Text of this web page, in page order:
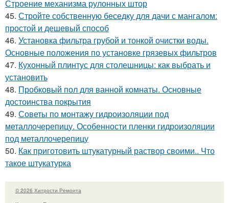
Строение механизма рулонных штор
45. Стройте собственную беседку для дачи с мангалом:
простой и дешевый способ
46. Установка фильтра грубой и тонкой очистки воды.
Основные положения по установке грязевых фильтров
47. Кухонный плинтус для столешницы: как выбрать и
установить
48. Пробковый пол для ванной комнаты. Основные
достоинства покрытия
49. Советы по монтажу гидроизоляции под
металлочерепицу. Особенности пленки гидроизоляции
под металлочерепицу
50. Как приготовить штукатурный раствор своими.. Что
такое штукатурка
© 2026 Хитрости Ремонта